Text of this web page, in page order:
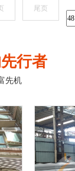
尾页
行者
先机